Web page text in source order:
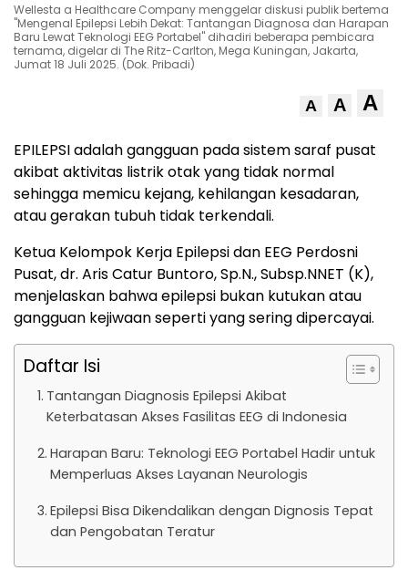
Wellesta a Healthcare Company menggelar diskusi publik bertema
"Mengenal Epilepsi Lebih Dekat: Tantangan Diagnosa dan Harapan
Baru Lewat Teknologi EEG Portabel" dihadiri beberapa pembicara
ternama, digelar di The Ritz-Carlton, Mega Kuningan, Jakarta,
Jumat 18 Juli 2025. (Dok. Pribadi)
A A A
EPILEPSI adalah gangguan pada sistem saraf pusat
akibat aktivitas listrik otak yang tidak normal
sehingga memicu kejang, kehilangan kesadaran,
atau gerakan tubuh tidak terkendali.
Ketua Kelompok Kerja Epilepsi dan EEG Perdosni
Pusat, dr. Aris Catur Buntoro, Sp.N., Subsp.NNET (K),
menjelaskan bahwa epilepsi bukan kutukan atau
gangguan kejiwaan seperti yang sering dipercayai.
Daftar Isi
Tantangan Diagnosis Epilepsi Akibat
Keterbatasan Akses Fasilitas EEG di Indonesia
Harapan Baru: Teknologi EEG Portabel Hadir untuk
Memperluas Akses Layanan Neurologis
Epilepsi Bisa Dikendalikan dengan Dignosis Tepat
dan Pengobatan Teratur